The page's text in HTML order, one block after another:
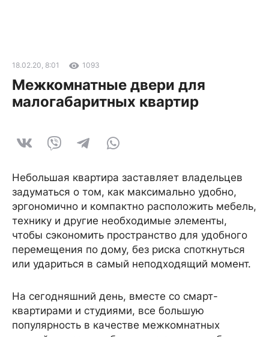
18.02.20, 8:01 1093
Межкомнатные двери для
малогабаритных квартир
Небольшая квартира заставляет владельцев
задуматься о том, как максимально удобно,
эргономично и компактно расположить мебель,
технику и другие необходимые элементы,
чтобы сэкономить пространство для удобного
перемещения по дому, без риска споткнуться
или удариться в самый неподходящий момент.
На сегодняшний день, вместе со смарт-
квартирами и студиями, все большую
популярность в качестве межкомнатных